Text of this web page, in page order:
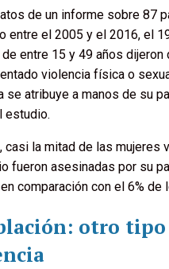
de un informe sobre 87
entre el 2005 y el 2016, el
entre 15 y 49 años dijeron
violencia física o
se atribuye a manos de su
estudio.
casi la mitad de las mujeres
fueron asesinadas por su
comparación con el 6% de
otro tipo